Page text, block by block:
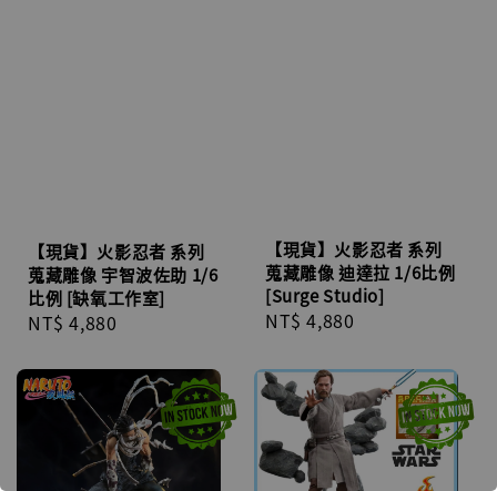
【現貨】火影忍者 系列
蒐藏雕像 宇智波佐助 1/6
比例 [缺氧工作室]
Regular
NT$ 4,880
【現貨】火影忍者 系列
蒐藏雕像 迪達拉 1/6比例
[Surge Studio]
Regular
NT$ 4,880